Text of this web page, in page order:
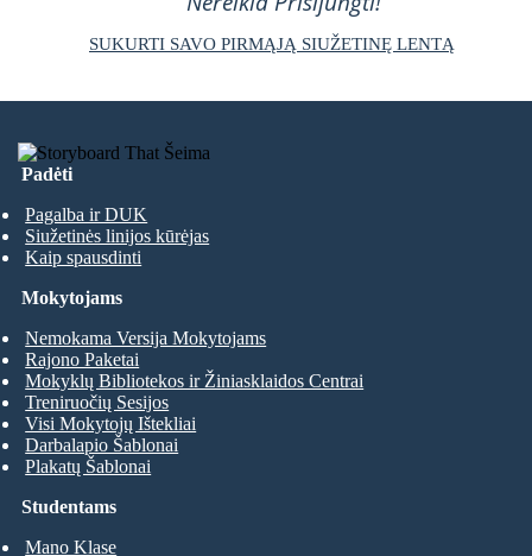
SUKURTI SAVO PIRMĄJĄ SIUŽETINĘ LENTĄ
Padėti
Pagalba ir DUK
Siužetinės linijos kūrėjas
Kaip spausdinti
Studentams
Mano Klase
Mokytojams
Nemokama Versija Mokytojams
Rajono Paketai
Mokyklų Bibliotekos ir Žiniasklaidos Centrai
Treniruočių Sesijos
Visi Mokytojų Ištekliai
Darbalapio Šablonai
Plakatų Šablonai